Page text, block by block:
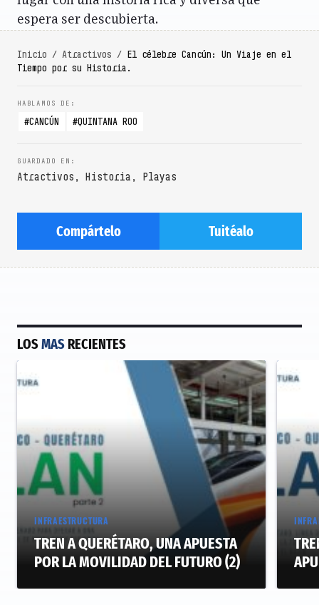
espera ser descubierta.
Inicio / Atractivos / El célebre Cancún: Un Viaje en el
Tiempo por su Historia.
CANCÚN QUINTANA ROO
Atractivos , Historia , Playas
Compártelo Tuitéalo
LOSMAS RECIENTES
INFRAESTRUCTURA
TREN A QUERÉTARO, UNA APUESTA
POR LA MOVILIDAD DEL FUTURO (2)